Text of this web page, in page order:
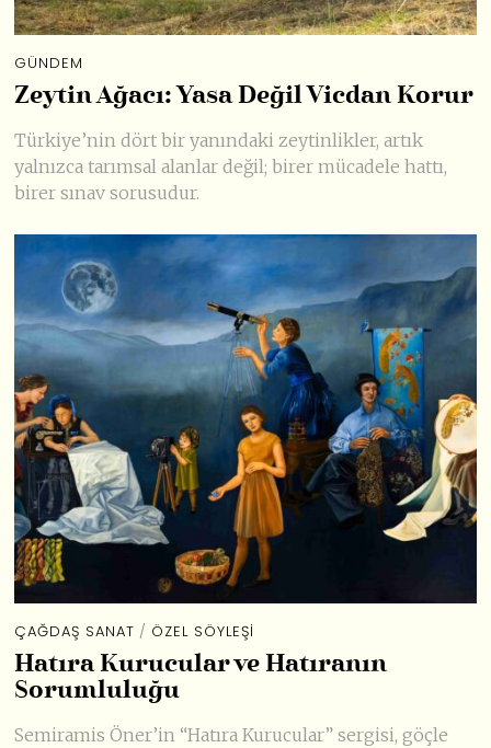
GÜNDEM
Zeytin Ağacı: Yasa Değil Vicdan Korur
Türkiye’nin dört bir yanındaki zeytinlikler, artık
yalnızca tarımsal alanlar değil; birer mücadele hattı,
birer sınav sorusudur.
ÇAĞDAŞ SANAT / ÖZEL SÖYLEŞI
Hatıra Kurucular ve Hatıranın
Sorumluluğu
Semiramis Öner’in “Hatıra Kurucular” sergisi, göçle